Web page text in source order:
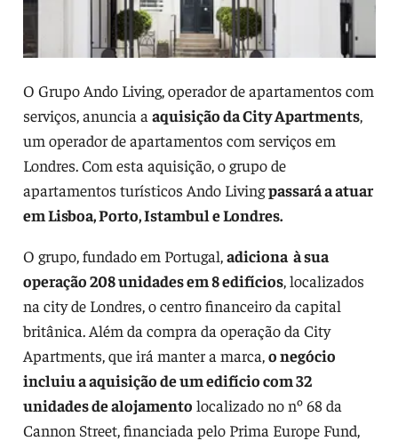
O Grupo Ando Living, operador de apartamentos com
serviços, anuncia a aquisição da City Apartments,
um operador de apartamentos com serviços em
Londres. Com esta aquisição, o grupo de
apartamentos turísticos Ando Livingpassará a atuar
em Lisboa, Porto, Istambul e Londres.
O grupo, fundado em Portugal,adiciona à sua
operação 208 unidades em 8 edifícios, localizados
na city de Londres, o centro financeiro da capital
britânica. Além da compra da operação da City
Apartments, que irá manter a marca,o negócio
incluiu a aquisição de um edifício com 32
unidades de alojamento localizado no nº 68 da
Cannon Street, financiada pelo Prima Europe Fund,